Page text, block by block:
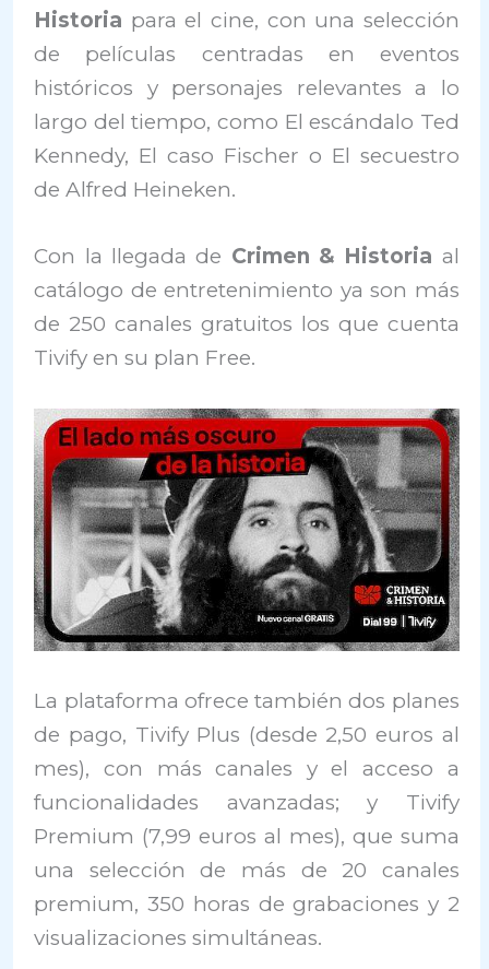
Historia para el cine, con una selección
de películas centradas en eventos
históricos y personajes relevantes a lo
largo del tiempo, como El escándalo Ted
Kennedy, El caso Fischer o El secuestro
de Alfred Heineken.
Con la llegada de Crimen & Historia al
catálogo de entretenimiento ya son más
de 250 canales gratuitos los que cuenta
Tivify en su plan Free.
La plataforma ofrece también dos planes
de pago, Tivify Plus (desde 2,50 euros al
mes), con más canales y el acceso a
funcionalidades avanzadas; y Tivify
Premium (7,99 euros al mes), que suma
una selección de más de 20 canales
premium, 350 horas de grabaciones y 2
visualizaciones simultáneas.